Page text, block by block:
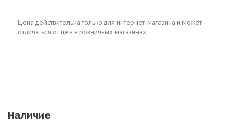
Цена действительна только для интернет-магазина и может
отличаться от цен в розничных магазинах
Наличие